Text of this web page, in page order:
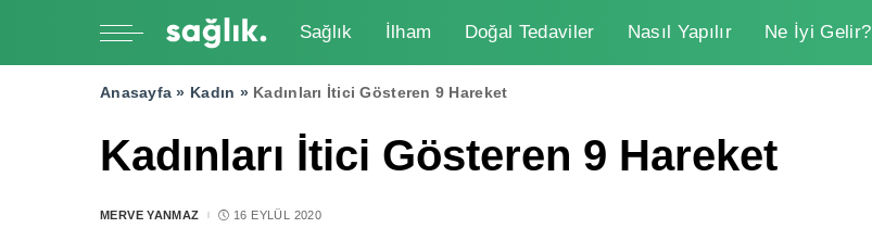
Sağlık İlham Doğal Tedaviler Nasıl Yapılır Ne İyi Gelir?
Anasayfa » Kadın » Kadınları İtici Gösteren 9 Hareket
Kadınları İtici Gösteren 9 Hareket
POSTED
MERVE YANMAZ 16 EYLÜL 2020